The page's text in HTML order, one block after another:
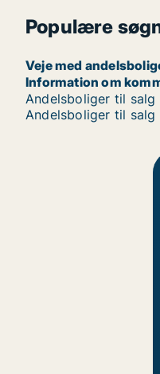
Populære
Veje med
Information om
Andelsboliger til salg
Andelsboliger til salg